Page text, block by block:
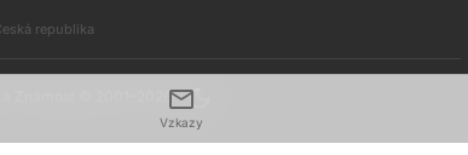
mail
Vzkazy
republika
Známost © 2001–2026 dark_mode